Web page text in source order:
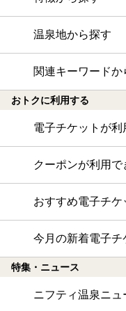
温泉地から探す
関連キーワードか
おトクに利用する
電子チケットが
クーポンが利用
おすすめ電子チ
今月の新着電子
特集・ニュース
ニフティ温泉ニュ